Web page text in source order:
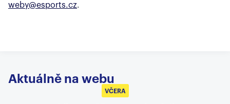
weby@esports.cz.
Aktuálně na webu
VČERA